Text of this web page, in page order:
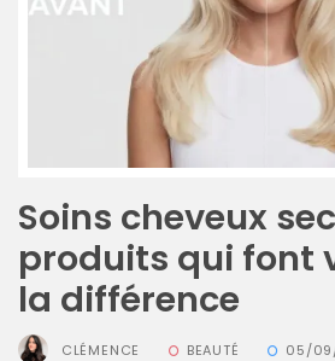
et
cuir
au
luxe
discret
Soins cheveux
produits qui font
la différence
CLÉMENCE BEAUTÉ 05/